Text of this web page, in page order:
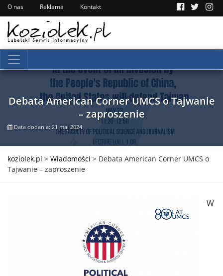
O nas Reklama Kontakt
Debata American Corner UMCS o Tajwanie
– zaproszenie
Data dodania: 21 maj 2024
koziolek.pl > Wiadomości > Debata American Corner UMCS o
Tajwanie – zaproszenie
W